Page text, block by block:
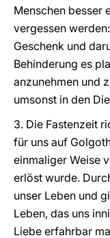
Menschen besser
vergessen
Geschenk und
Behinderung es
anzunehmen und
umsonst in den
3. Die Fastenzeit
für uns auf
einmaliger Weise
erlöst wurde.
unser Leben und
Leben, das uns
Liebe erfahrbar